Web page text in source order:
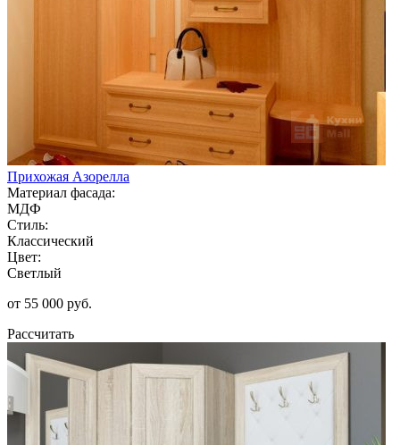
Прихожая Азорелла
Материал фасада:
МДФ
Стиль:
Классический
Цвет:
Светлый
от 55 000 руб.
Рассчитать